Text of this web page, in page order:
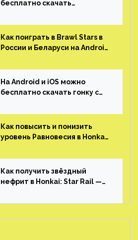
бесплатно скачать
открытым миром, прокачкой,
гонками и тюнингом машины
Как поиграть в Brawl Stars в
России и Беларуси на Android
На Android и iOS можно
бесплатно скачать гонку с
который больше, чем в
Skyrim и GTA: San Andreas
Как повысить и понизить
уровень Равновесия в Honkai:
Как получить звёздный
нефрит в Honkai: Star Rail —